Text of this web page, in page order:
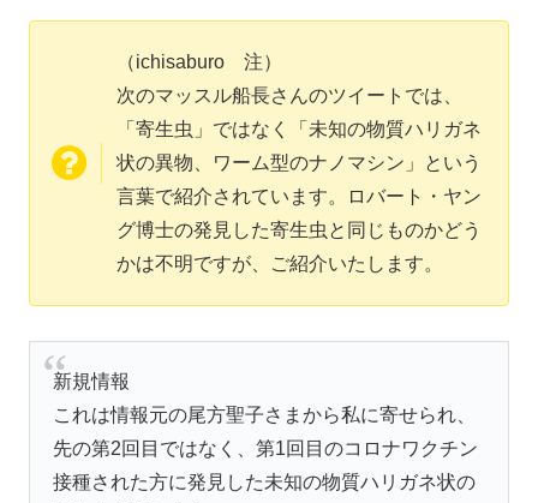
（ichisaburo 注）
次のマッスル船長さんのツイートでは、
「寄生虫」ではなく「未知の物質ハリガネ
状の異物、ワーム型のナノマシン」という
言葉で紹介されています。ロバート・ヤン
グ博士の発見した寄生虫と同じものかどう
かは不明ですが、ご紹介いたします。
新規情報
これは情報元の尾方聖子さまから私に寄せられ、
先の第2回目ではなく、第1回目のコロナワクチン
接種された方に発見した未知の物質ハリガネ状の